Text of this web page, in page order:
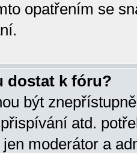
opatřením se
dostat k fóru?
být
atd.
moderátor a